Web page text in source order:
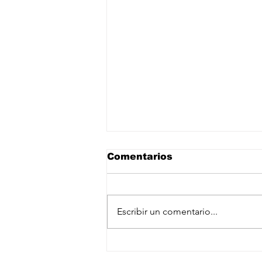
Comentarios
Escribir un comentario...